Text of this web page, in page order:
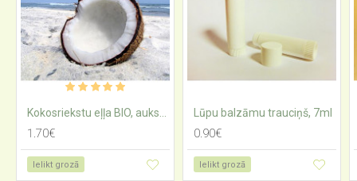
Kokosriekstu eļļa BIO, auksti spiesta
1.70€
Ielikt grozā
Lūpu balzāmu trauciņš, 7ml
0.90€
Ielikt grozā